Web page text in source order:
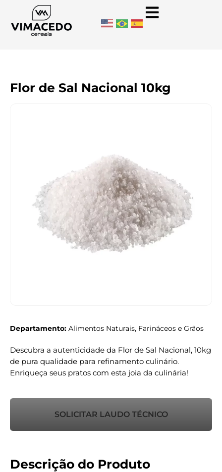
Flor de Sal Nacional 10kg
Departamento: Alimentos Naturais, Farináceos e Grãos
Descubra a autenticidade da Flor de Sal Nacional, 10kg
de pura qualidade para refinamento culinário.
Enriqueça seus pratos com esta joia da culinária!
SOLICITAR LAUDO TÉCNICO
Descrição do Produto